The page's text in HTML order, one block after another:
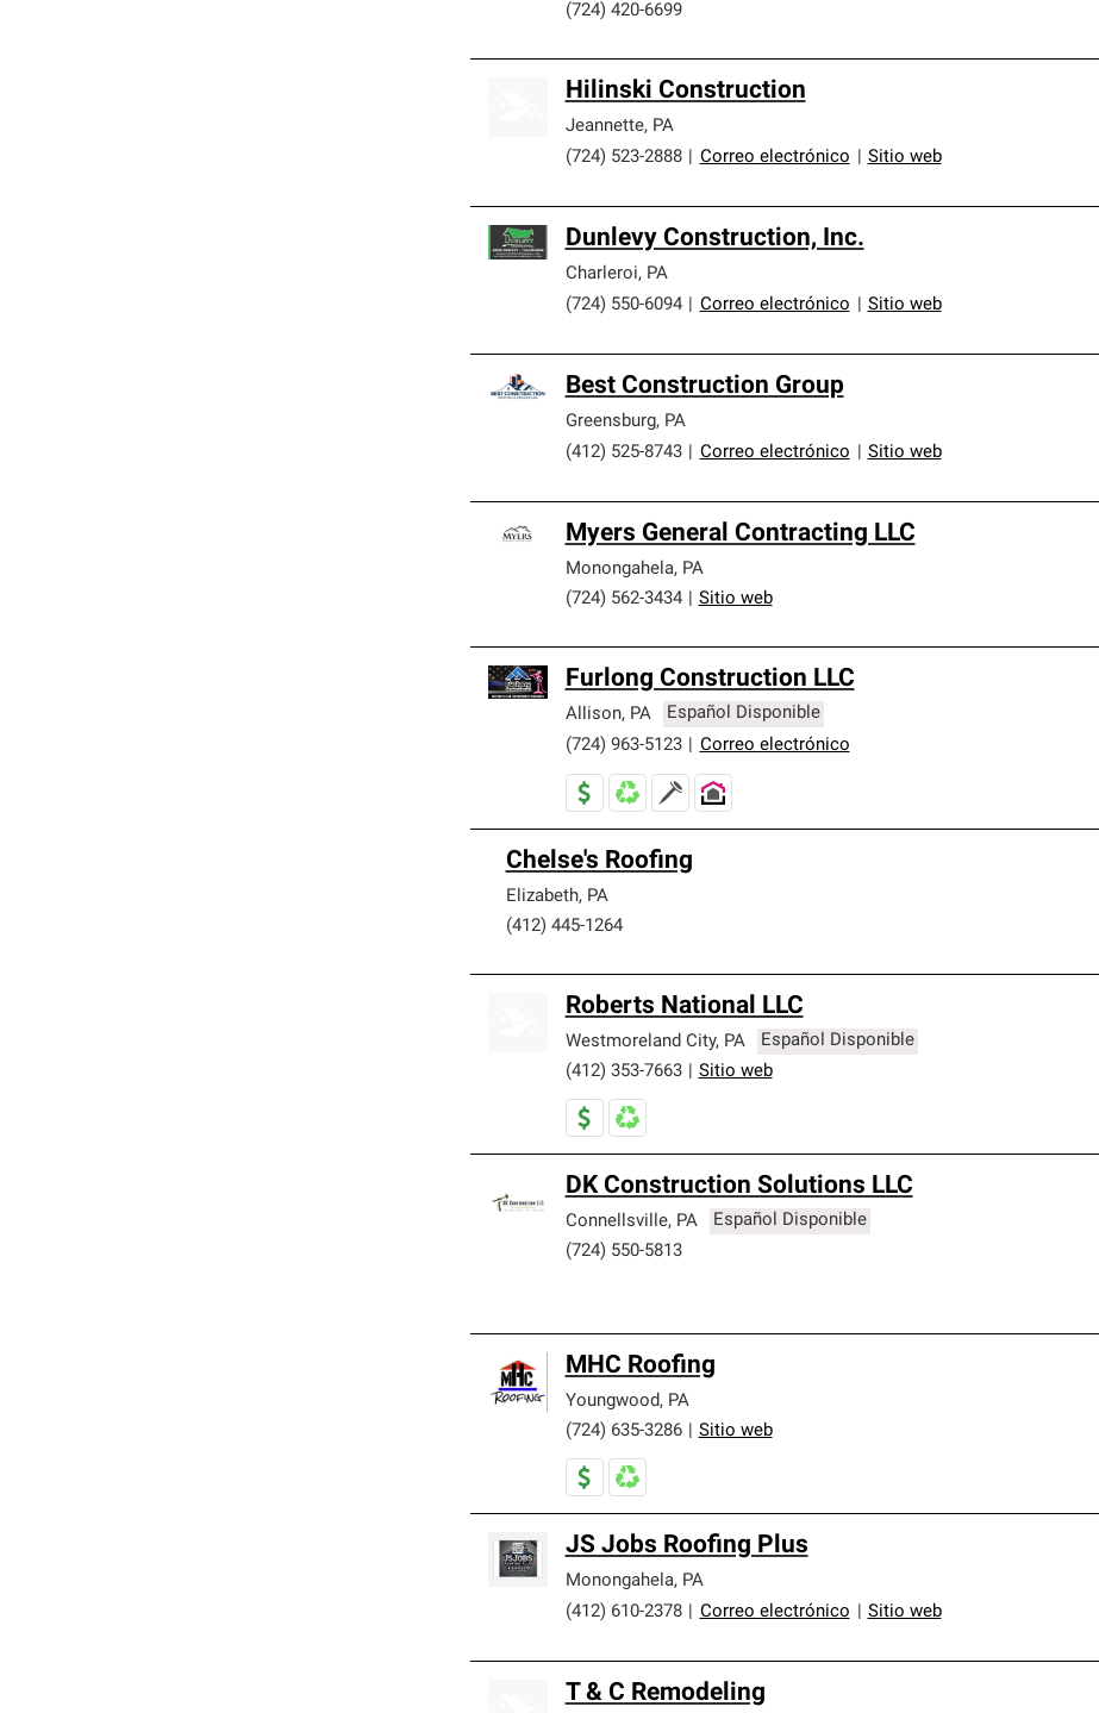
(724) 420-6699
Hilinski Construction
Jeannette, PA
(724) 523-2888
Correo electrónico Sitio web
Dunlevy Construction, Inc.
Charleroi, PA
(724) 550-6094
Correo electrónico Sitio web
Best Construction Group
Greensburg, PA
(412) 525-8743
Correo electrónico Sitio web
Myers General Contracting LLC
Monongahela, PA
(724) 562-3434
Sitio web
Furlong Construction LLC
Allison, PA
Español Disponible
(724) 963-5123
Correo electrónico
Chelse's Roofing
Elizabeth, PA
(412) 445-1264
Roberts National LLC
Westmoreland City, PA
Español Disponible
(412) 353-7663
Sitio web
DK Construction Solutions LLC
Connellsville, PA
Español Disponible
(724) 550-5813
MHC Roofing
Youngwood , PA
(724) 635-3286
Sitio web
JS Jobs Roofing Plus
Monongahela, PA
(412) 610-2378
Correo electrónico Sitio web
T & C Remodeling